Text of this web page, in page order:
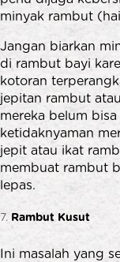
minyak rambut
Jangan biarkan
di rambut bayi
kotoran
jepitan rambut
mereka belum
ketidaknyaman
jepit atau ikat
membuat rambut
lepas.
Rambut Kusut
Ini masalah yang